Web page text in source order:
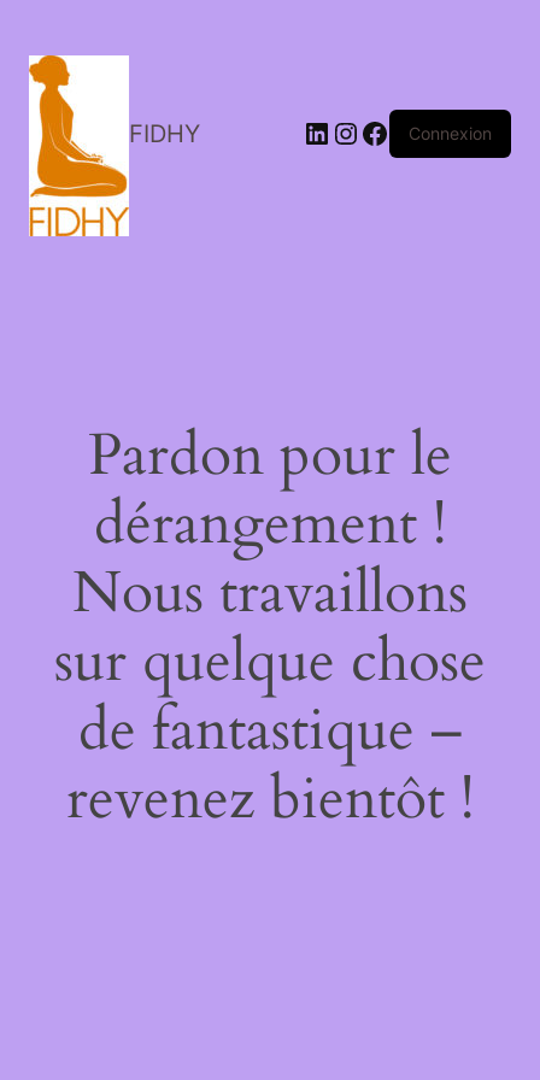
FIDHY LinkedIn
Instagram
Facebook
Connexion
Pardon pour le
dérangement !
Nous travaillons
sur quelque chose
de fantastique –
revenez bientôt !